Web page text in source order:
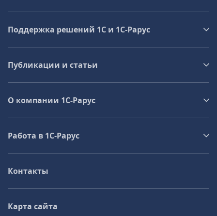
Поддержка решений 1С и 1С‑Рарус
Публикации и статьи
О компании 1C-Рарус
Работа в 1С‑Рарус
Контакты
Карта сайта